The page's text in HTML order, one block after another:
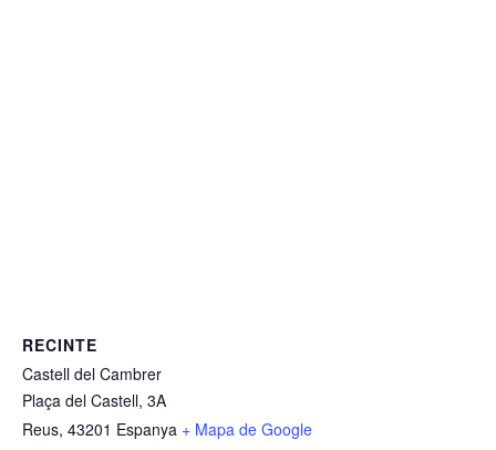
RECINTE
Castell del Cambrer
Plaça del Castell, 3A
Reus, 43201 Espanya + Mapa de Google